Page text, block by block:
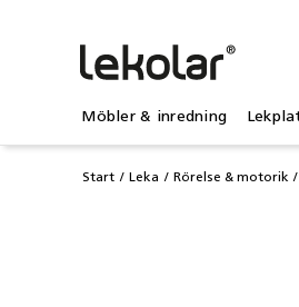
Möbler & inredning
Start Leka Rörelse & motorik